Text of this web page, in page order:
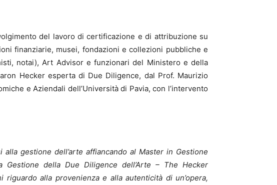
del lavoro di certificazione e di attribuzione su
finanziarie, musei, fondazioni e collezioni pubbliche e
notai), Art Advisor e funzionari del Ministero e della
Hecker esperta di Due Diligence, dal Prof. Maurizio
e Aziendali dell’Università di Pavia, con l’intervento
gestione dell’arte affiancando al Master in Gestione
Gestione della Due Diligence dell’Arte – The Hecker
alla provenienza e alla autenticità di un’opera,